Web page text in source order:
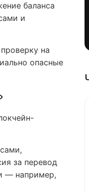
баланса
и
на
опасные
за перевод
— например,